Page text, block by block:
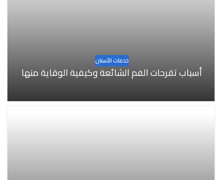
خدمات الأسنان
أسباب تقرحات الفم الشائعة وكيفية الوقاية منها